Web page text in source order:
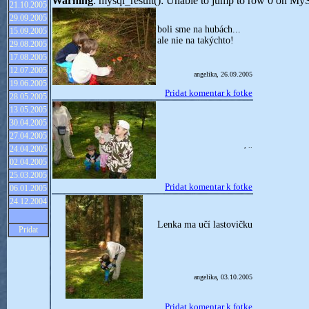
21.10.2005
29.09.2005
15.09.2005
29.08.2005
17.08.2005
12.07.2005
19.06.2005
28.05.2005
13.05.2005
30.04.2005
27.04.2005
24.04.2005
02.04.2005
25.03.2005
06.01.2005
24.12.2004
Pridat
boli sme na hubách...
ale nie na takýchto!
angelika, 26.09.2005
Pridat komentar k fotke
Pridat komentar k fotke
Lenka ma učí lastovičku
angelika, 03.10.2005
Pridat komentar k fotke